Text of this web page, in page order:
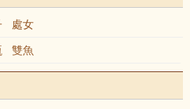
處女
雙魚